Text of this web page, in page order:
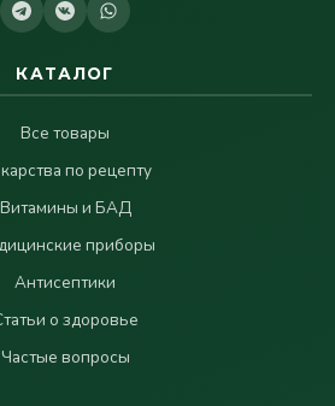
КАТАЛОГ
Все товары
по рецепту
Витамины и БАД
приборы
Антисептики
о здоровье
Частые вопросы